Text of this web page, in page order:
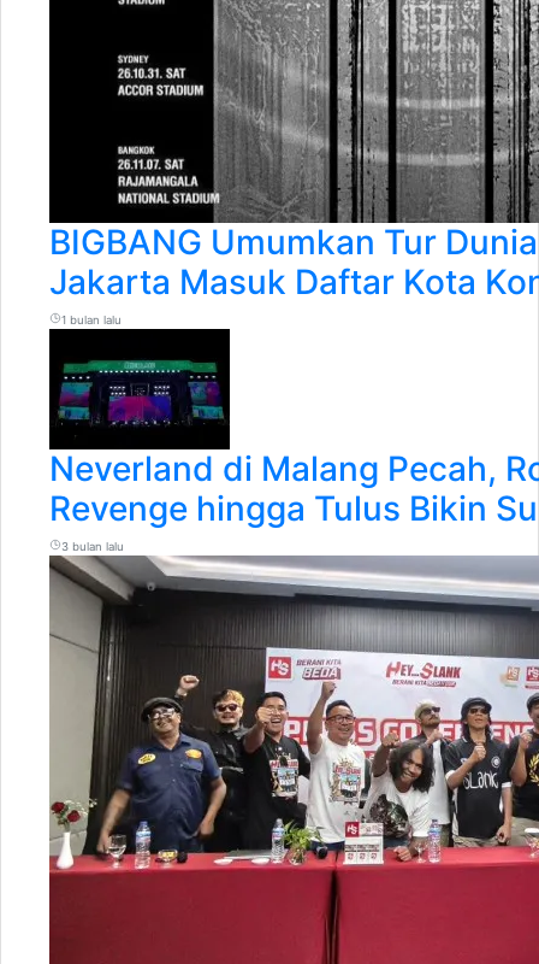
BIGBANG Umumkan Tur
Jakarta Masuk Daftar Kota
1 bulan lalu
Neverland di Malang Pecah,
Revenge hingga Tulus Bikin
3 bulan lalu